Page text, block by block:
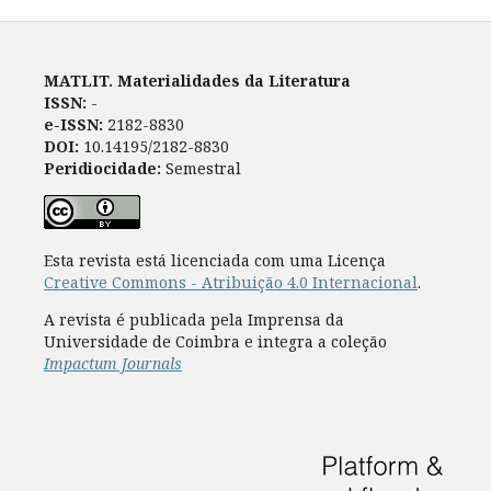
MATLIT. Materialidades da Literatura
ISSN: -
e-ISSN: 2182-8830
DOI: 10.14195/2182-8830
Peridiocidade: Semestral
Esta revista está licenciada com uma Licença
Creative Commons - Atribuição 4.0 Internacional.
A revista é publicada pela Imprensa da
Universidade de Coimbra e integra a coleção
Impactum Journals